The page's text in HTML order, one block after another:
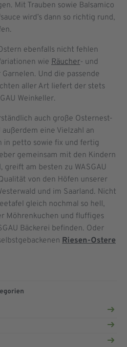
Mit Trauben sowie Balsamico
wird’s dann so richtig rund,
ebenfalls nicht fehlen
wie Räucher- und
Und die passende
aller Art liefert der stets
Weinkeller.
auch große Osternest-
außerdem eine Vielzahl an
in petto sowie fix und fertig
gemeinsam mit den Kindern
greift am besten zu WASGAU
von den Höfen unserer
und im Saarland. Nicht
gleich nochmal so hell,
Möhrenkuchen und fluffiges
Bäckerei befinden. Oder
Riesen-Ostere